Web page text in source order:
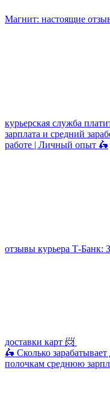
Магнит: настоящие
курьерская служба
зарплата и средний
работе | Личный опыт 🛵
отзывы курьера Т-Банк:
доставки карт 📨
🛵 Сколько
полочкам среднюю